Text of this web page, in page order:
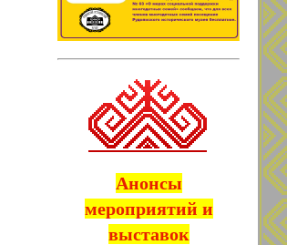
Анонсы
мероприятий и
выставок